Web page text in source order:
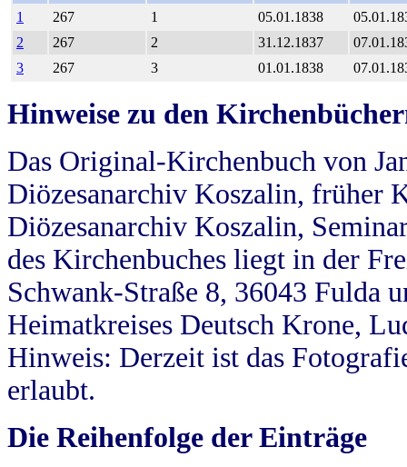
1
267 1 05.01.1838
2
267 2 31.12.1837
3
267 3 01.01.1838
Hinweise zu den
Das Original-Kirchenbuch von
Diözesanarchiv Koszalin, früher
Diözesanarchiv Koszalin,
des Kirchenbuches liegt in der
Schwank-Straße 8, 36043 Fulda
Heimatkreises Deutsch Krone,
Hinweis: Derzeit ist das
erlaubt.
Die Reihenfolge der Einträge